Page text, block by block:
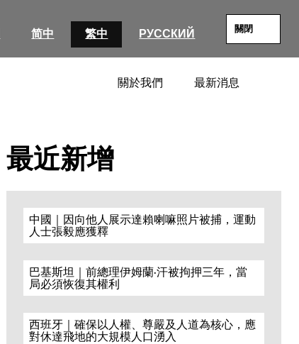
简中 繁中 РУССКИЙ 關閉
關於我們 最新消息
最近新增
中國｜因向他人展示達賴喇嘛照片被捕，運動
人士張毅應獲釋
巴基斯坦｜前總理伊姆蘭·汗被拘押三年，當
局必須恢復其權利
西班牙｜確保以人權、尊嚴及人道為核心，應
對休達飛地的大規模人口湧入